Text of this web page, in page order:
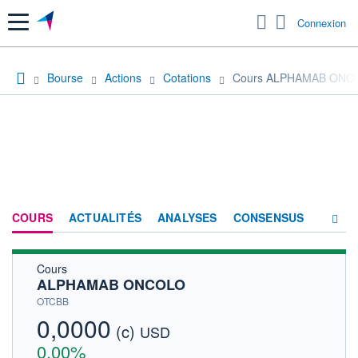
Menu Connexion
Bourse Actions Cotations Cours ALPHAMAB
COURS ACTUALITÉS ANALYSES CONSENSUS
Cours
ALPHAMAB ONCOLO
OTCBB
0,0000 (c) USD
0,00%